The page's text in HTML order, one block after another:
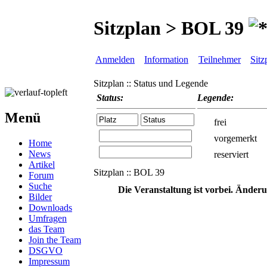
Menü
Home
News
Artikel
Forum
Suche
Bilder
Downloads
Umfragen
das Team
Join the Team
DSGVO
Impressum
Sitzplan > BOL 39
Anmelden Information Teilnehmer
Sitzplan :: Status und Legende
Status:
Legende:
frei
vorgemerkt
reserviert
Sitzplan :: BOL 39
Die Veranstaltung ist vorbei.